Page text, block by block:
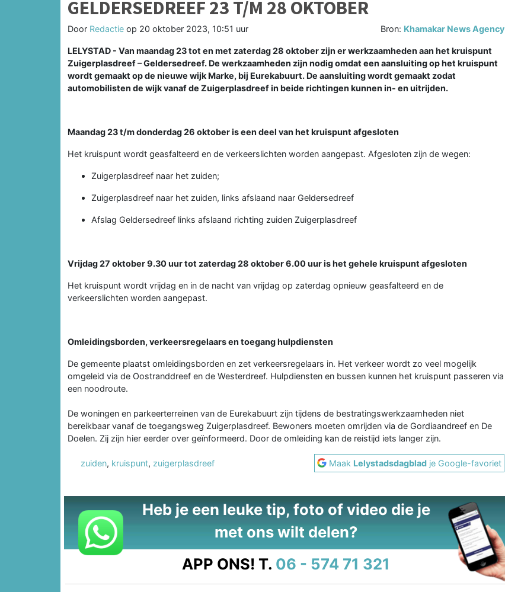
GELDERSEDREEF 23 T/M 28 OKTOBER
Door Redactie op 20 oktober 2023, 10:51 uur Bron: Khamakar News Agency
LELYSTAD - Van maandag 23 tot en met zaterdag 28 oktober zijn er werkzaamheden aan het kruispunt
Zuigerplasdreef – Geldersedreef. De werkzaamheden zijn nodig omdat een aansluiting op het kruispunt
wordt gemaakt op de nieuwe wijk Marke, bij Eurekabuurt. De aansluiting wordt gemaakt zodat
automobilisten de wijk vanaf de Zuigerplasdreef in beide richtingen kunnen in- en uitrijden.
Maandag 23 t/m donderdag 26 oktober is een deel van het kruispunt afgesloten
Het kruispunt wordt geasfalteerd en de verkeerslichten worden aangepast. Afgesloten zijn de wegen:
Zuigerplasdreef naar het zuiden;
Zuigerplasdreef naar het zuiden, links afslaand naar Geldersedreef
Afslag Geldersedreef links afslaand richting zuiden Zuigerplasdreef
Vrijdag 27 oktober 9.30 uur tot zaterdag 28 oktober 6.00 uur is het gehele kruispunt afgesloten
Het kruispunt wordt vrijdag en in de nacht van vrijdag op zaterdag opnieuw geasfalteerd en de
verkeerslichten worden aangepast.
Omleidingsborden, verkeersregelaars en toegang hulpdiensten
De gemeente plaatst omleidingsborden en zet verkeersregelaars in. Het verkeer wordt zo veel mogelijk
omgeleid via de Oostranddreef en de Westerdreef. Hulpdiensten en bussen kunnen het kruispunt passeren via
een noodroute.
De woningen en parkeerterreinen van de Eurekabuurt zijn tijdens de bestratingswerkzaamheden niet
bereikbaar vanaf de toegangsweg Zuigerplasdreef. Bewoners moeten omrijden via de Gordiaandreef en De
Doelen. Zij zijn hier eerder over geïnformeerd. Door de omleiding kan de reistijd iets langer zijn.
zuiden, kruispunt, zuigerplasdreef Maak Lelystadsdagblad je Google-favoriet
Heb je een leuke tip, foto of video die je
met ons wilt delen?
APP ONS! T. 06 - 574 71 321